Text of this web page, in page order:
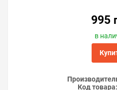
995
в
Код товара: